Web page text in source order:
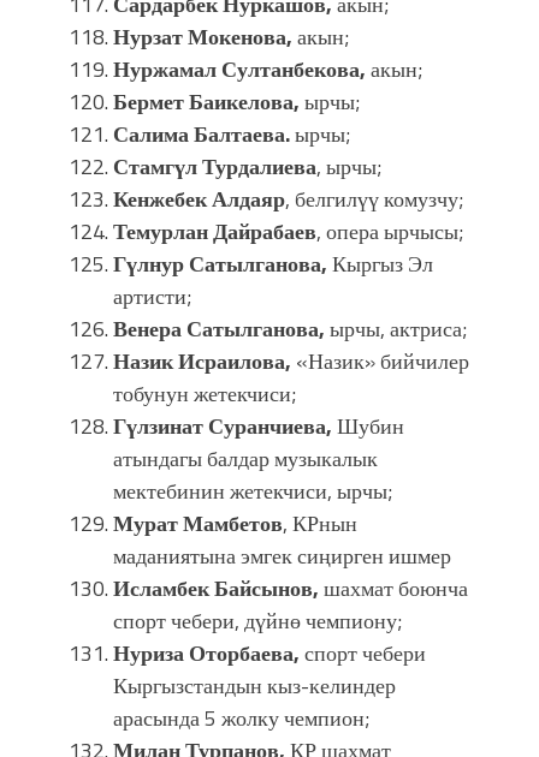
Нурзат Мокенова,акын;
Нуржамал Султанбекова,акын;
Бермет Баикелова,ырчы;
Салима Балтаева.ырчы;
Стамгүл Турдалиева, ырчы;
Кенжебек Алдаяр, белгилүү комузчу;
Темурлан Дайрабаев, опера ырчысы;
Гүлнур Сатылганова,Кыргыз Эл
артисти;
Венера Сатылганова,ырчы, актриса;
Назик Исраилова, «Назик» бийчилер
тобунун жетекчиси;
Гүлзинат Суранчиева,Шубин
атындагы балдар музыкалык
мектебинин жетекчиси, ырчы;
Мурат Мамбетов, КРнын
маданиятына эмгек сиңирген ишмер
Исламбек Байсынов,шахмат боюнча
спорт чебери, дүйнө чемпиону;
Нуриза Оторбаева,спорт чебери
Кыргызстандын кыз-келиндер
арасында 5 жолку чемпион;